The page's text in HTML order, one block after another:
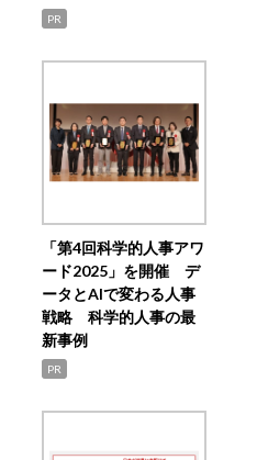
PR
「第4回科学的人事アワ
ード2025」を開催 デ
ータとAIで変わる人事
戦略 科学的人事の最
新事例
PR